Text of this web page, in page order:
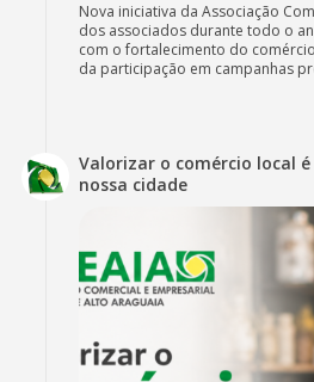
Nova iniciativa da Associação
dos associados durante todo o
com o fortalecimento do
da participação em campanhas
Valorizar o comércio local
nossa cidade